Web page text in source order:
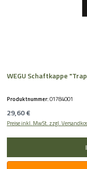
WEGU Schaftkappe
Produktnummer:01784001
Regulärer Preis:
29,60 €
Preise inkl. MwSt. zzgl.